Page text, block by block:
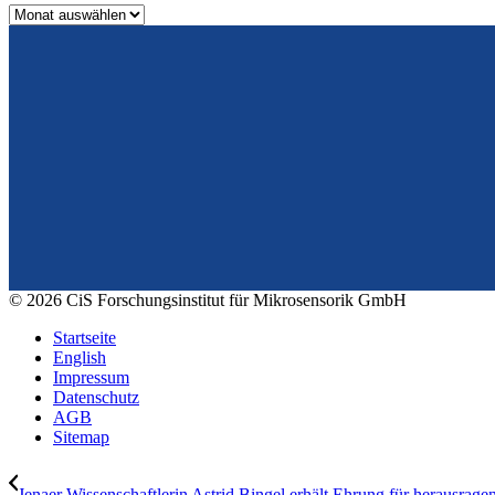
Archiv
© 2026 CiS Forschungsinstitut für Mikrosensorik GmbH
Startseite
English
Impressum
Datenschutz
AGB
Sitemap